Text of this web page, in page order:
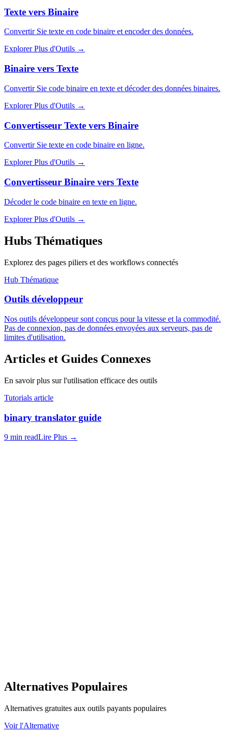
Texte vers Binaire
Convertir Sie texte en code binaire et encoder des données.
Explorer Plus d'Outils →
Binaire vers Texte
Convertir Sie code binaire en texte et décoder des données binaires.
Explorer Plus d'Outils →
Convertisseur Texte vers Binaire
Convertir Sie texte en code binaire en ligne.
Explorer Plus d'Outils →
Convertisseur Binaire vers Texte
Décoder le code binaire en texte en ligne.
Explorer Plus d'Outils →
Hubs Thématiques
Explorez des pages piliers et des workflows connectés
Hub Thématique
Outils développeur
Nos outils développeur sont conçus pour la vitesse et la commodité.
Pas de connexion, pas de données envoyées aux serveurs, pas de
limites d'utilisation.
Articles et Guides Connexes
En savoir plus sur l'utilisation efficace des outils
Tutorials article
binary translator guide
9 min readLire Plus →
Alternatives Populaires
Alternatives gratuites aux outils payants populaires
Voir l'Alternative